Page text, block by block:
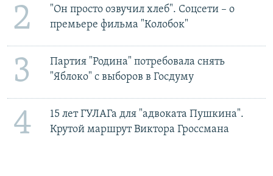
2
"Он просто озвучил хлеб". Соцсети – о
премьере фильма "Колобок"
3
Партия "Родина" потребовала снять
"Яблоко" с выборов в Госдуму
4
15 лет ГУЛАГа для "адвоката Пушкина".
Крутой маршрут Виктора Гроссмана